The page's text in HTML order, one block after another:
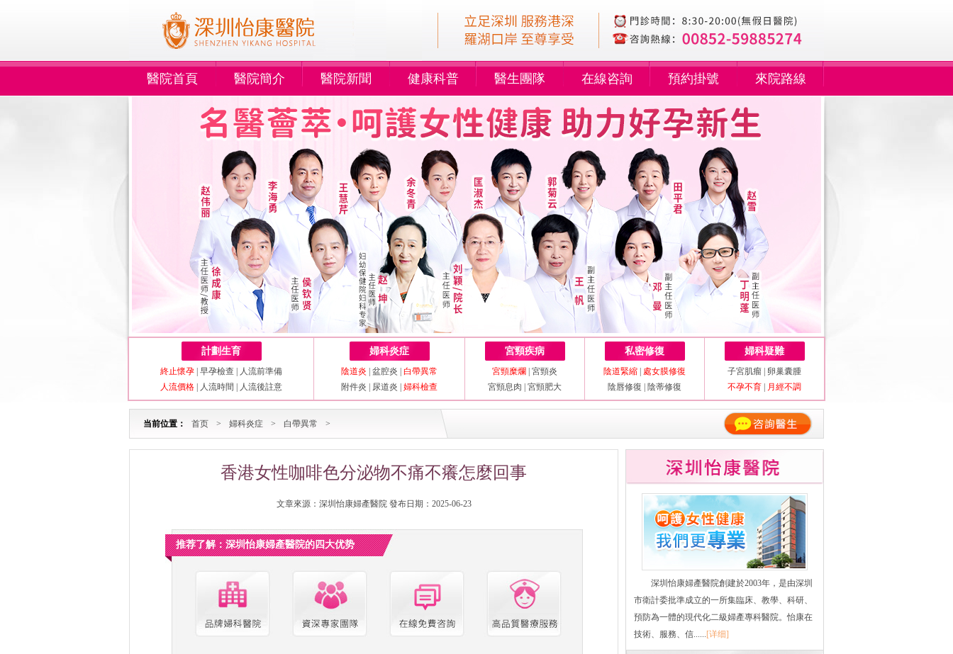
醫院首頁 醫院簡介 醫院新聞 健康科普 醫生團隊 在線咨詢 預約掛號 來院路線
計劃生育
終止懷孕 早孕檢查
人流前準備
人流價格
人流時間 人流後註意
婦科炎症
陰道炎 盆腔炎
白帶異常
附件炎
尿道炎 婦科檢查
宮頸疾病
宮頸糜爛
宮頸炎
宮頸息肉
宮頸肥大
私密修復
陰道緊縮
處女膜修復
陰唇修復
陰蒂修復
婦科疑難
子宮肌瘤
卵巢囊腫
不孕不育
月經不調
当前位置： 首页 > 婦科炎症 > 白帶異常 >
香港女性咖啡色分泌物不痛不癢怎麼回事
文章來源：深圳怡康婦產醫院 發布日期：2025-06-23
推荐了解：深圳怡康婦產醫院的四大优势
深圳怡康婦產醫院創建於2003年，是由深圳
市衛計委批準成立的一所集臨床、教學、科研、
預防為一體的現代化二級婦產專科醫院。怡康在
技術、服務、信...... [详细]